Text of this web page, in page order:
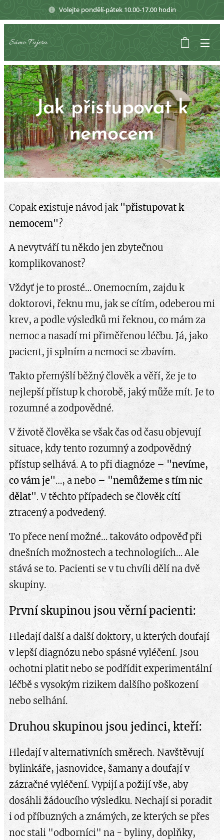
Volejte pondělí-pátek 10.00-17.00 hodin
Sámo Fujera
Jak přistupovat k
nemocem
Copak existuje návod jak "přistupovat k
nemocem"?
A nevytváří tu někdo jen zbytečnou
komplikovanost?
Vždyť je to prosté… Onemocním, zajdu k
doktorovi, řeknu mu, jak se cítím, odeberou mi
krev, a podle výsledků mi řeknou, co mám za
nemoc a nasadí mi přiměřenou léčbu. Já, jako
pacient, ji splním a nemoci se zbavím.
Takto přemýšlí běžný člověk a věří, že je to
nejlepší přístup k chorobě, jaký může mít. Je to
rozumné a zodpovědné.
V životě člověka se však čas od času objevují
situace, kdy tento rozumný a zodpovědný
přístup selhává. A to při diagnóze – "nevíme,
co vám je"…, a nebo – "nemůžeme s tím nic
dělat". V těchto případech se člověk cítí
ztracený a podvedený.
To přece není možné… takováto odpověď při
dnešních možnostech a technologiích… Ale
stává se to. Pacienti se v tu chvíli dělí na dvě
skupiny.
První skupinou jsou věrní pacienti:
Hledají další a další doktory, u kterých doufají
v lepší diagnózu nebo spásné vyléčení. Jsou
ochotni platit nebo se podřídit experimentální
léčbě s vysokým rizikem dalšího poškození
nebo selhání.
Druhou skupinou jsou jedinci, kteří:
Hledají v alternativních směrech. Navštěvují
bylinkáře, jasnovidce, šamany a doufají v
zázračné vyléčení. Vypijí a požijí vše, aby
dosáhli žádoucího výsledku. Nechají si poradit
i od příbuzných a známých, ze kterých se přes
noc stali "odborníci" na - byliny, doplňky,